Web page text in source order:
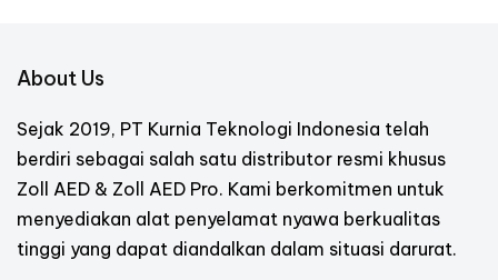
About Us
Sejak 2019, PT Kurnia Teknologi Indonesia telah
berdiri sebagai salah satu distributor resmi khusus
Zoll AED & Zoll AED Pro. Kami berkomitmen untuk
menyediakan alat penyelamat nyawa berkualitas
tinggi yang dapat diandalkan dalam situasi darurat.